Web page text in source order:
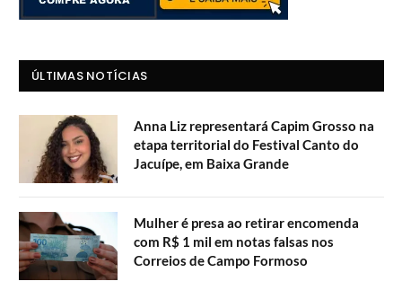
ÚLTIMAS NOTÍCIAS
Anna Liz representará Capim Grosso na
etapa territorial do Festival Canto do
Jacuípe, em Baixa Grande
Mulher é presa ao retirar encomenda
com R$ 1 mil em notas falsas nos
Correios de Campo Formoso